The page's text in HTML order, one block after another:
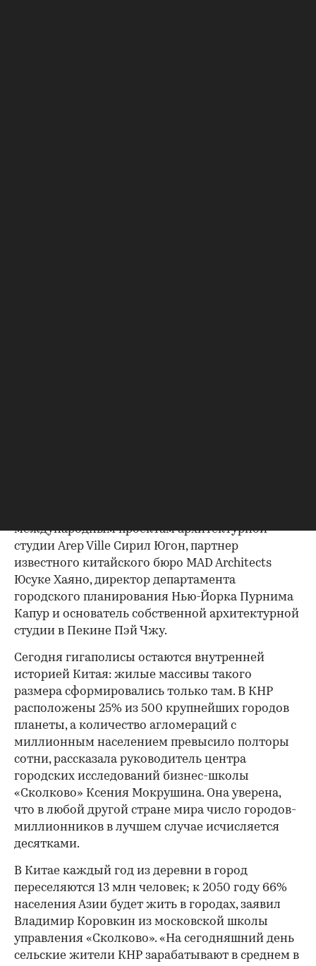
международным проектам архитектурной
студии Arep Ville Сирил Югон, партнер
известного китайского бюро MAD Architects
Юсуке Хаяно, директор департамента
городского планирования Нью-Йорка Пурнима
Капур и основатель собственной архитектурной
студии в Пекине Пэй Чжу.
Сегодня гигаполисы остаются внутренней
историей Китая: жилые массивы такого
размера сформировались только там. В КНР
расположены 25% из 500 крупнейших городов
планеты, а количество агломераций с
миллионным населением превысило полторы
сотни, рассказала руководитель центра
городских исследований бизнес-школы
«Сколково» Ксения Мокрушина. Она уверена,
что в любой другой стране мира число городов-
миллионников в лучшем случае исчисляется
десятками.
В Китае каждый год из деревни в город
переселяются 13 млн человек; к 2050 году 66%
населения Азии будет жить в городах, заявил
Владимир Коровкин из московской школы
управления «Сколково». «На сегодняшний день
сельские жители КНР зарабатывают в среднем в